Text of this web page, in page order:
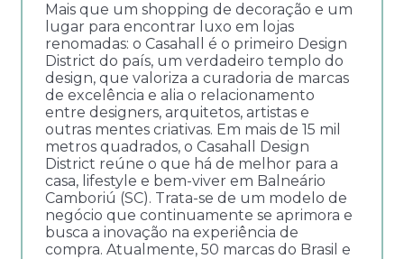
Mais que um shopping de decoração e um
lugar para encontrar luxo em lojas
renomadas: o Casahall é o primeiro Design
District do país, um verdadeiro templo do
design, que valoriza a curadoria de marcas
de excelência e alia o relacionamento
entre designers, arquitetos, artistas e
outras mentes criativas. Em mais de 15 mil
metros quadrados, o Casahall Design
District reúne o que há de melhor para a
casa, lifestyle e bem-viver em Balneário
Camboriú (SC). Trata-se de um modelo de
negócio que continuamente se aprimora e
busca a inovação na experiência de
compra. Atualmente, 50 marcas do Brasil e